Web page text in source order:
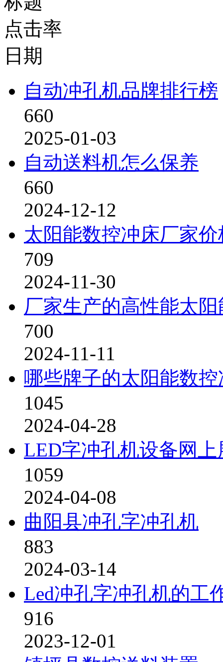
点击率
日期
自动冲孔机品牌排行榜
660
2025-01-03
自动送料机怎么保养
660
2024-12-12
太阳能数控冲床厂家价
709
2024-11-30
厂家生产的高性能太
700
2024-11-11
哪些牌子的太阳能数
1045
2024-04-28
LED字冲孔机设备网上
1059
2024-04-08
曲阳县冲孔字冲孔机
883
2024-03-14
Led冲孔字冲孔机的工
916
2023-12-01